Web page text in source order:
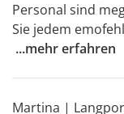
Personal sind
Sie jedem
...mehr erfahren
Martina |